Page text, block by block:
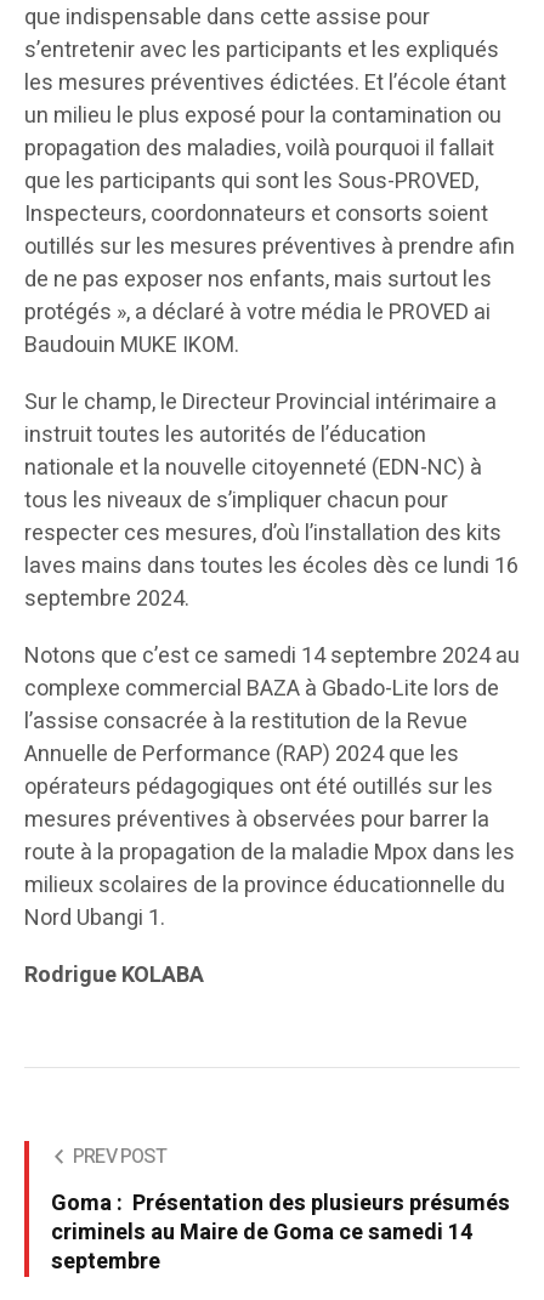
que indispensable dans cette assise pour
s’entretenir avec les participants et les expliqués
les mesures préventives édictées. Et l’école étant
un milieu le plus exposé pour la contamination ou
propagation des maladies, voilà pourquoi il fallait
que les participants qui sont les Sous-PROVED,
Inspecteurs, coordonnateurs et consorts soient
outillés sur les mesures préventives à prendre afin
de ne pas exposer nos enfants, mais surtout les
protégés », a déclaré à votre média le PROVED ai
Baudouin MUKE IKOM.
Sur le champ, le Directeur Provincial intérimaire a
instruit toutes les autorités de l’éducation
nationale et la nouvelle citoyenneté (EDN-NC) à
tous les niveaux de s’impliquer chacun pour
respecter ces mesures, d’où l’installation des kits
laves mains dans toutes les écoles dès ce lundi 16
septembre 2024.
Notons que c’est ce samedi 14 septembre 2024 au
complexe commercial BAZA à Gbado-Lite lors de
l’assise consacrée à la restitution de la Revue
Annuelle de Performance (RAP) 2024 que les
opérateurs pédagogiques ont été outillés sur les
mesures préventives à observées pour barrer la
route à la propagation de la maladie Mpox dans les
milieux scolaires de la province éducationnelle du
Nord Ubangi 1.
Rodrigue KOLABA
PREV POST
Goma : Présentation des plusieurs présumés
criminels au Maire de Goma ce samedi 14
septembre